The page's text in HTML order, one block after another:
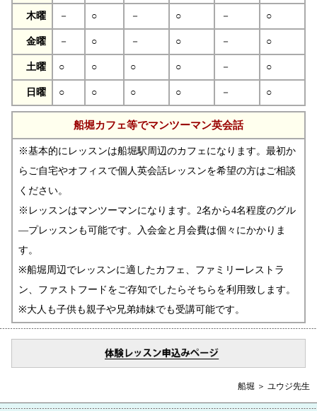
木曜 － ○ － ○ － ○
金曜 － ○ － ○ － ○
土曜 ○ ○ ○ ○ － ○
日曜 ○ ○ ○ ○ － ○
船堀カフェ等でマンツーマン英会話
※基本的にレッスンは船堀駅周辺のカフェになります。最初か
らご自宅やオフィスで個人英会話レッスンを希望の方はご相談
ください。
※レッスンはマンツーマンになります。2名から4名程度のグル
―プレッスンも可能です。入会金と月会費は個々にかかりま
す。
※船堀周辺でレッスンに適したカフェ、ファミリーレストラ
ン、ファストフードをご存知でしたらそちらを利用致します。
※大人も子供も親子や兄弟姉妹でも受講可能です。
船堀 ＞ ユウジ先生